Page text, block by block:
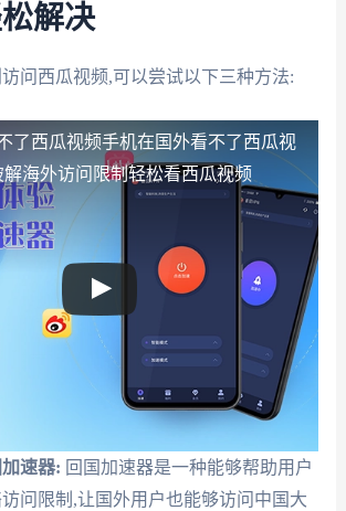
解决
问西瓜视频,可以尝试以下三种方法:
了西瓜视频手机在国外看不了西瓜视
海外访问限制轻松看西瓜视频
速器: 回国加速器是一种能够帮助用户
问限制,让国外用户也能够访问中国大